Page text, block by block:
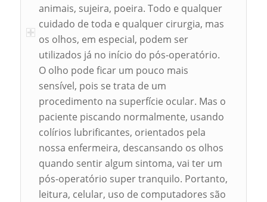
animais, sujeira, poeira. Todo e qualquer
cuidado de toda e qualquer cirurgia, mas
os olhos, em especial, podem ser
utilizados já no início do pós-operatório.
O olho pode ficar um pouco mais
sensível, pois se trata de um
procedimento na superfície ocular. Mas o
paciente piscando normalmente, usando
colírios lubrificantes, orientados pela
nossa enfermeira, descansando os olhos
quando sentir algum sintoma, vai ter um
pós-operatório super tranquilo. Portanto,
leitura, celular, uso de computadores são